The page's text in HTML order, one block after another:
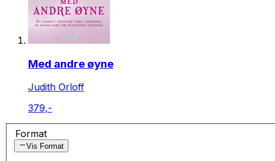
Med andre øyne
Judith Orloff
379,-
Format
Vis Format